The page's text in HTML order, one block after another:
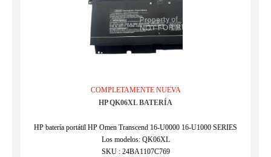
COMPLETAMENTE NUEVA
HP QK06XL BATERÍA
HP batería portátil HP Omen Transcend 16-U0000 16-U1000 SERIES
Los modelos: QK06XL
SKU : 24BA1107C769